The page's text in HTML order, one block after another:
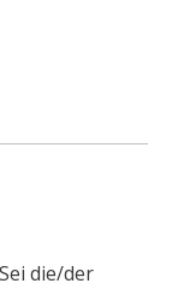
die/der